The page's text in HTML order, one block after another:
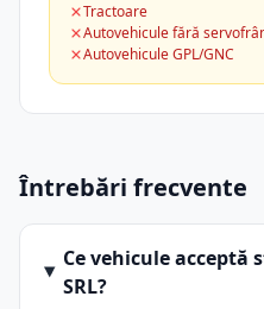
Tractoare
Autovehicule fără
Autovehicule GPL/GNC
Întrebări frecvente
Ce vehicule acceptă
SRL?